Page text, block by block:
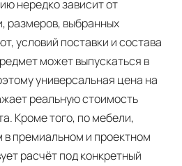
нередко зависит от
размеров, выбранных
условий поставки и состава
может выпускаться в
универсальная цена на
реальную стоимость
Кроме того, по мебели,
в премиальном и проектном
расчёт под конкретный